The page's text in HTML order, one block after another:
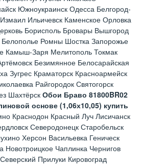
Южноукраинск Одесса Белгород-
Ильичевск Каменское Орловка
Борисполь Бровары Вышгород
Ромны Шостка Запорожье
Камыш-Заря Мелитополь Токмак
Безимянное Белосарайская
Зугрес Краматорск Красноармейск
Райгородок Святогорск
Шахтёрск Обои Браво 81800BR02
основе (1,06х10,05) купить
Краснодон Красный Луч Лисичанск
Северодонецк Старобельск
Херсон Васильевка Геническ
Новотроицкое Чаплинка Чернигов
Прилуки Кировоград